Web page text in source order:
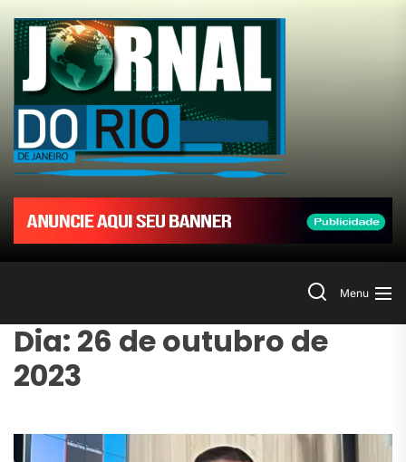
the
content
Jornal
do
Rio
de
SearchMenu
Dia: 26 de outubro de
2023